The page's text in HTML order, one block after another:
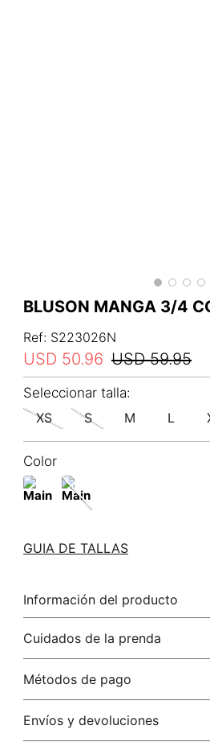
BLUSON MANGA 3/4
Ref: S223026N
USD 59.95
USD 50.96
XS S M L
Color
GUIA DE TALLAS
Información del producto
62.00% viscosa/viscose38.00% lino/
Cuidados de la prenda
Lavado profesional en húmedo (w)
No lavar
Métodos de pago
Tarjetas de crédito: Visa, Dinners,
Envíos y devoluciones